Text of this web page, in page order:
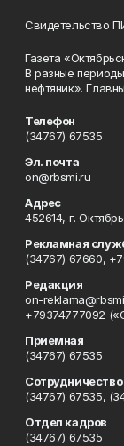
Свидетельство
Газета
В разные
нефтяник».
Телефон
(34767) 67535
Эл. почта
on@rbsmi.ru
Адрес
452614, г.
Рекламная
(34767) 67660,
Редакция
on-
+79374777092
Приемная
(34767) 67535
Сотрудничество
(34767) 67535,
Отдел кадров
(34767) 67535